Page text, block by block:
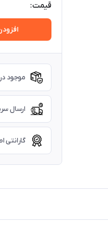
قیمت:
موجود در
ارسال
گارانتی